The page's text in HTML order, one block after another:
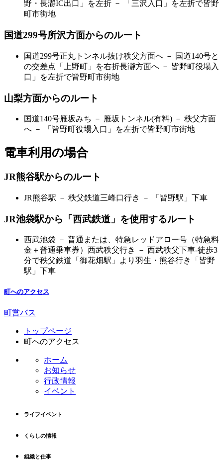
野・長瀞IC出口」を左折 － 「三沢入口」を左折で皆野
町市街地
国道299号所沢方面からのルート
国道299号正丸トンネル抜け秩父方面へ － 国道140号と
の交差点「上野町」を右折長瀞方面へ － 皆野町役場入
口」を左折で皆野町市街地
山梨方面からのルート
国道140号雁坂みち － 雁坂トンネル(有料) － 秩父方面
へ － 「皆野町役場入口」を左折で皆野町市街地
電車利用の場合
JR熊谷駅からのルート
JR熊谷駅 － 秩父鉄道三峰口行き － 「皆野駅」下車
JR池袋駅から「西武鉄道」を使用するルート
西武池袋 － 普通または、特急レッドアロー号（特急料
金＋普通乗車券）西武秩父行き － 西武秩父下車-徒歩3
分で秩父鉄道「御花畑駅」より羽生・熊谷行き「皆野
駅」下車
町へのアクセス
町営バス
トップページ
町へのアクセス
ホーム
お知らせ
行政情報
イベント
ライフイベント
くらしの情報
組織と仕事